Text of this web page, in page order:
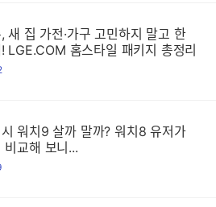
새 집 가전·가구 고민하지 말고 한
LGE.COM 홈스타일 패키지 총정리
워치9 살까 말까? 워치8 유저가
비교해 보니...